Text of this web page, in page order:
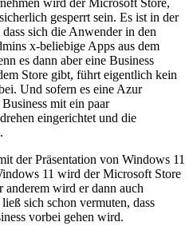
gesperrt sein. Es ist in der
sich die Anwender in den
x-beliebige Apps aus dem
es dann aber eine Business
Store gibt, führt eigentlich kein
Und sofern es eine Azur
mit ein paar
eingerichtet und die
der Präsentation von Windows 11
11 wird der Microsoft Store
wird er dann auch
sich schon vermuten, dass
vorbei gehen wird.